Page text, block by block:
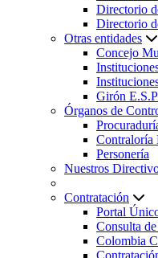
Directorio
Directorio
Otras entidades
Concejo
Girón E.S.P
Órganos de
Contraloría
Personería
Nuestros
Contratación
Portal
Consulta
Colombia